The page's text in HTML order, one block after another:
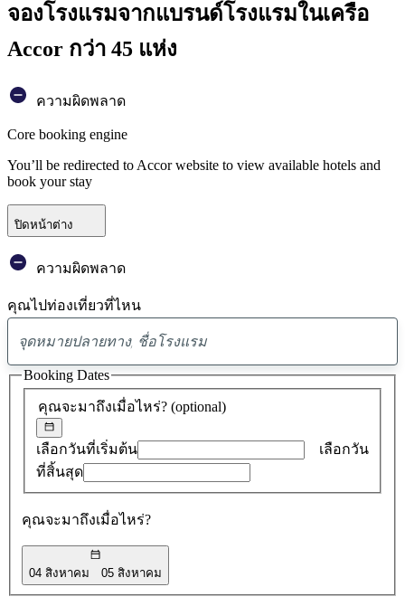
จองโรงแรมจากแบรนด์โรงแรมในเครือ
Accor กว่า 45 แห่ง
ความผิดพลาด
Core booking engine
You’ll be redirected to Accor website to view available hotels and
book your stay
ปิดหน้าต่าง
ความผิดพลาด
คุณไปท่องเที่ยวที่ไหน
พบ
ข้อ
เสนอ
0
คุณจะมาถึงเมื่อไหร่? (optional)
เลือกวันที่เริ่มต้น
เลือกวัน
ที่สิ้นสุด
คุณจะมาถึงเมื่อไหร่?
04 สิงหาคม 05 สิงหาคม
Booking Dates